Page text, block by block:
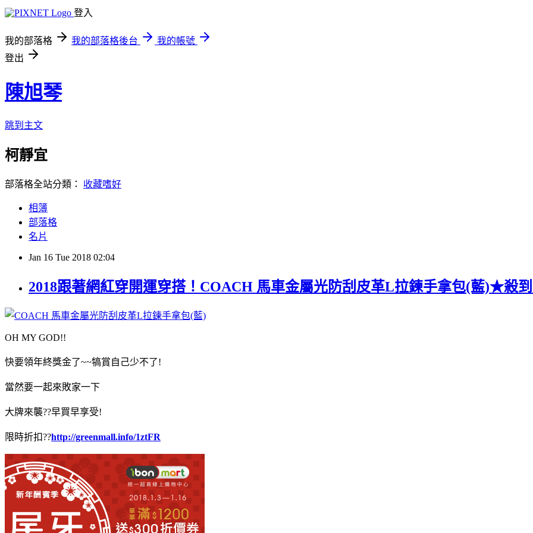
登入
我的部落格 我的部落格後台
我的帳號
登出
陳旭琴
跳到主文
柯靜宜
部落格全站分類： 收藏嗜好
相簿
部落格
名片
Jan 16 Tue 2018 02:04
2018跟著網紅穿開運穿搭！COACH 馬車金屬光防刮皮革L拉鍊手拿包(藍)★殺
OH MY GOD!!
快要領年終獎金了~~犒賞自己少不了!
當然要一起來敗家一下
大牌來襲??早買早享受!
限時折扣??http://greenmall.info/1ztFR